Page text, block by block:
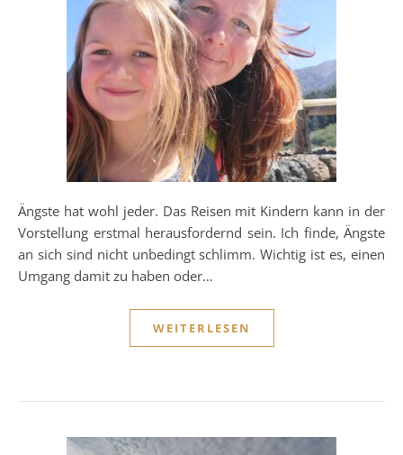
Ängste hat wohl jeder. Das Reisen mit Kindern kann in der
Vorstellung erstmal herausfordernd sein. Ich finde, Ängste
an sich sind nicht unbedingt schlimm. Wichtig ist es, einen
Umgang damit zu haben oder…
WEITERLESEN